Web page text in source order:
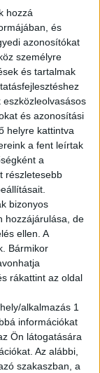
hozzá
és
azonosítókat
személyre
és tartalmak
és azonosítási
helyre kattintva
a fent leírtak
a
részletesebb
bizonyos
hozzájárulása, de
ellen. A
Bármikor
rákattint az oldal
alkalmazás 1
információkat
Ön látogatására
Az alábbi,
szakaszban, a